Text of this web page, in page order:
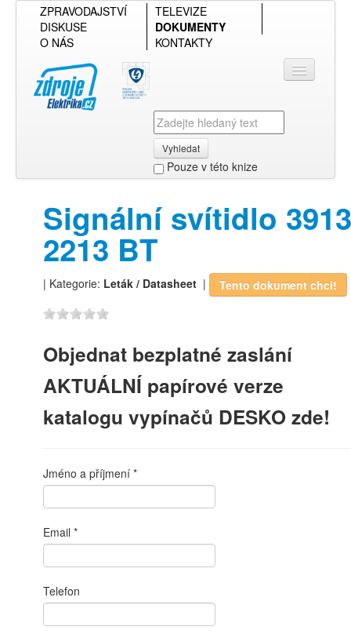
ZPRAVODAJSTVÍ
TELEVIZE
DISKUSE
DOKUMENTY
O NÁS
KONTAKTY
Vyhledat
Pouze v této knize
Přehled podle firmy
Přehled podle obsahu
Signální svítidlo
2213 BT
| Kategorie: Leták / Datasheet| Tento dokument chci!
Objednat bezplatné zaslání
AKTUÁLNÍ papírové verze
katalogu vypínačů DESKO zde!
Jméno a příjmení
Email
Telefon